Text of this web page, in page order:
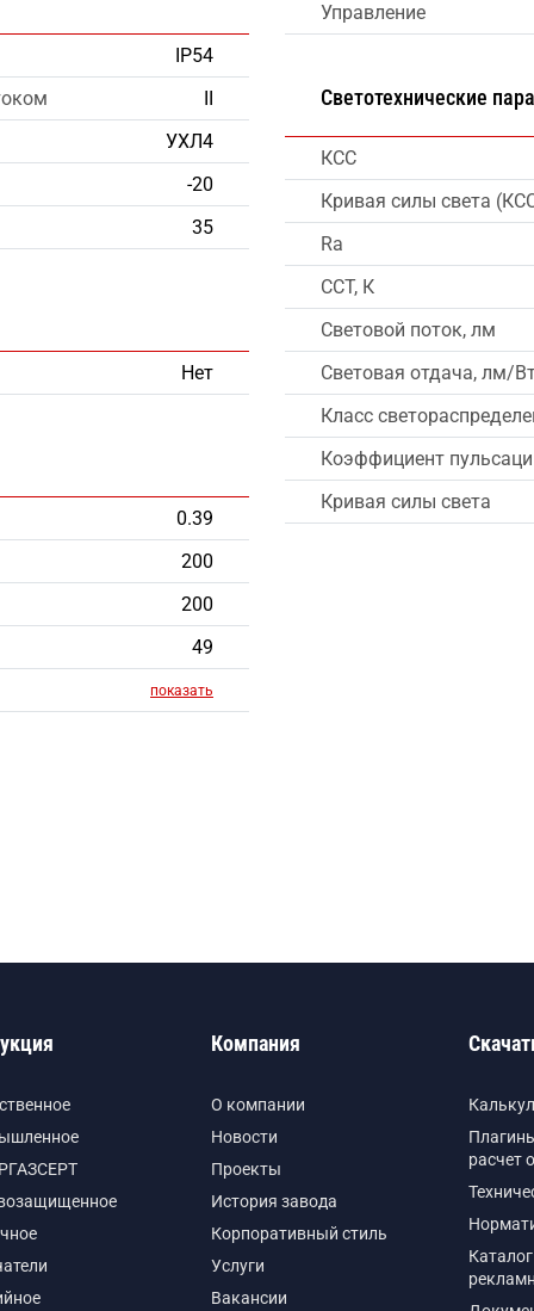
IP54
II
УХЛ4
-20
35
Нет
0.39
200
200
49
показать
Управление
Светотехнические
КСС
Кривая силы света
Ra
CCT, К
Световой поток, лм
Световая отдача, лм/
Класс
Коэффициент
Кривая силы света
Компания
О компании
Новости
Проекты
История завода
Корпоративный стиль
Услуги
Вакансии
расчет